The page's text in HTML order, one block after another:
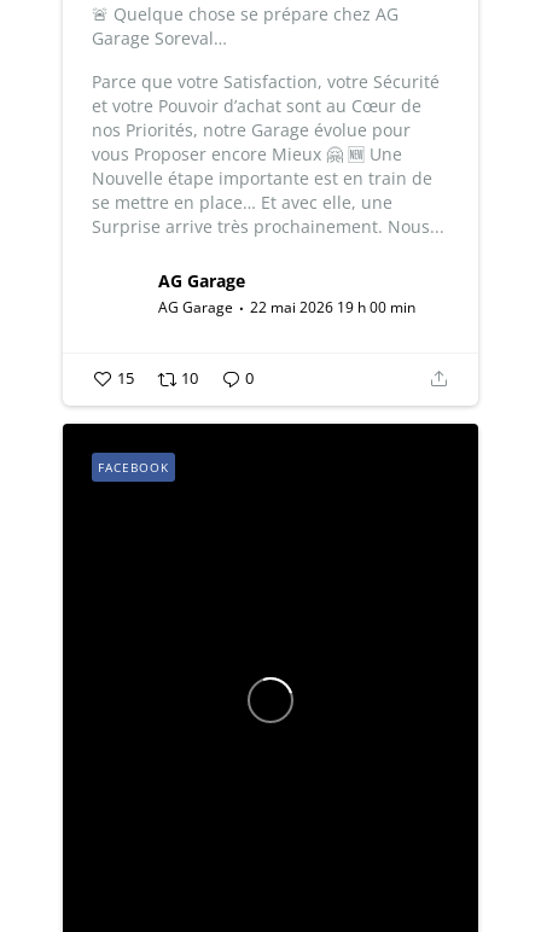
🚨 Quelque chose se prépare chez AG
Garage Soreval…
Parce que votre Satisfaction, votre Sécurité
et votre Pouvoir d’achat sont au Cœur de
nos Priorités, notre Garage évolue pour
vous Proposer encore Mieux 🤗 🆕 Une
Nouvelle étape importante est en train de
se mettre en place… Et avec elle, une
Surprise arrive très prochainement. Nous...
AG Garage
AG Garage 22 mai 2026 19 h 00 min
15 10 0
FACEBOOK